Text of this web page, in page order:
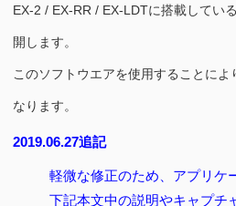
EX-2 / EX-RR / EX-LDTに搭載してい
開します。
このソフトウエアを使用することに
なります。
2019.06.27追記
軽微な修正のため、アプリケ
下記本文中の説明やキャプチ